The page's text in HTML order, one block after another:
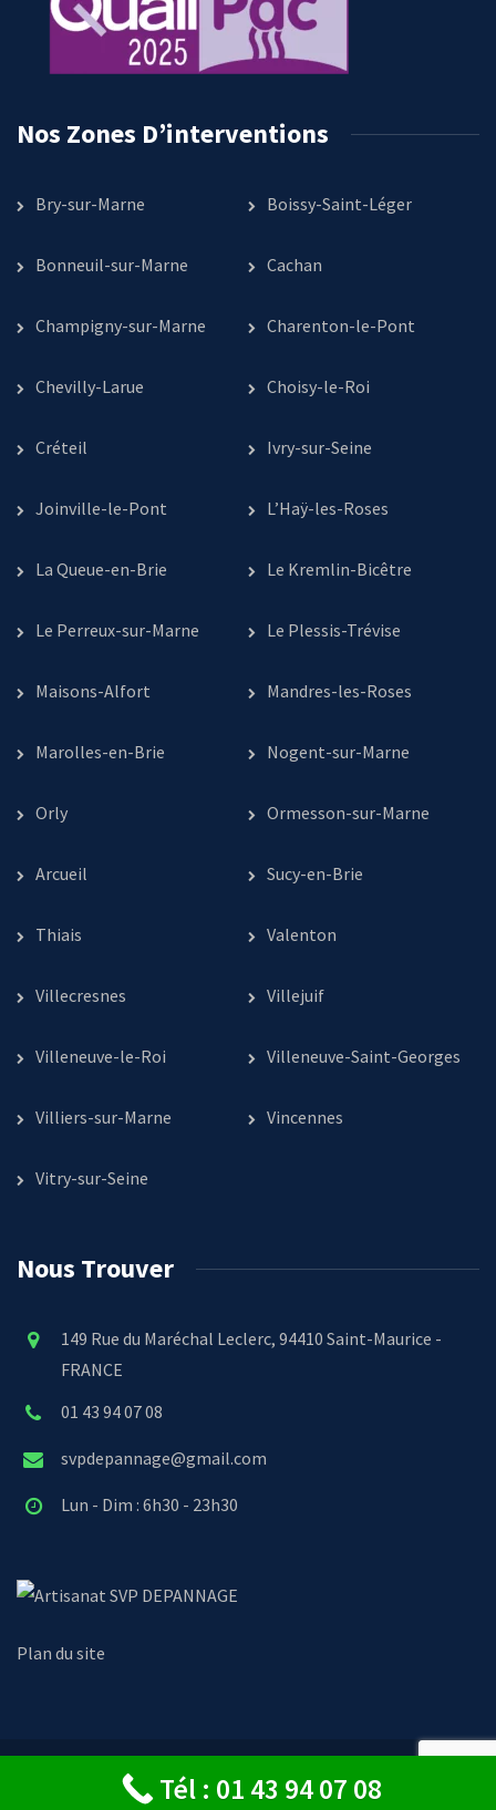
Nos Zones D’interventions
Bry-sur-Marne Boissy-Saint-Léger
Bonneuil-sur-Marne Cachan
Champigny-sur-Marne Charenton-le-Pont
Chevilly-Larue Choisy-le-Roi
Créteil Ivry-sur-Seine
Joinville-le-Pont L’Haÿ-les-Roses
La Queue-en-Brie Le Kremlin-Bicêtre
Le Perreux-sur-Marne Le Plessis-Trévise
Maisons-Alfort Mandres-les-Roses
Marolles-en-Brie Nogent-sur-Marne
Orly Ormesson-sur-Marne
Arcueil Sucy-en-Brie
Thiais Valenton
Villecresnes Villejuif
Villeneuve-le-Roi Villeneuve-Saint-Georges
Villiers-sur-Marne Vincennes
Vitry-sur-Seine
Nous Trouver
149 Rue du Maréchal Leclerc, 94410 Saint-Maurice -
FRANCE
01 43 94 07 08
svpdepannage@gmail.com
Lun - Dim : 6h30 - 23h30
SVP DEPANNAGE
Plan du site
© Copyright 2024 - SVP Dépannage
Tél : 01 43 94 07 08